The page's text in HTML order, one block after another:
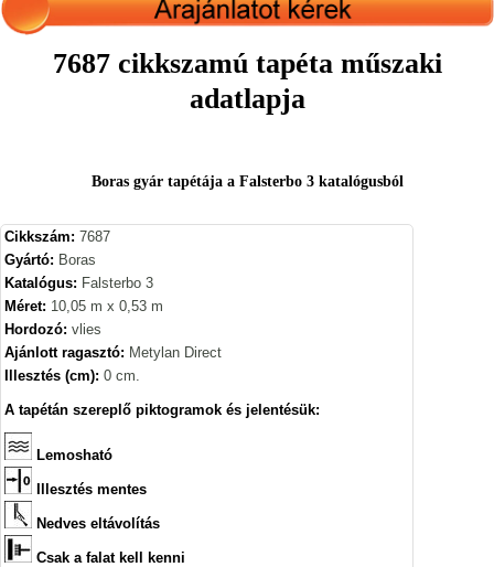
7687 cikkszamú tapéta műszaki
adatlapja
Boras gyár tapétája a Falsterbo 3 katalógusból
Cikkszám: 7687
Gyártó: Boras
Katalógus: Falsterbo 3
Méret: 10,05 m x 0,53 m
Hordozó: vlies
Ajánlott ragasztó: Metylan Direct
Illesztés (cm): 0 cm.
A tapétán szereplő piktogramok és jelentésük:
Lemosható
Illesztés mentes
Nedves eltávolítás
Csak a falat kell kenni